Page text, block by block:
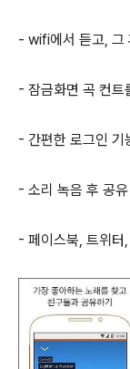
- wifi에서 듣고, 그
- 잠금화면 곡 컨트
- 간편한 로그인 기
- 소리 녹음 후 공
- 페이스북, 트위터